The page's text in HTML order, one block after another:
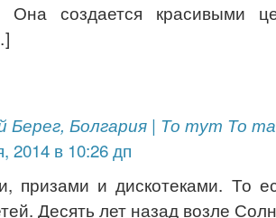
Она создается красивыми
Берег, Болгария | То тут То
2014 в 10:26 дп
призами и дискотеками. То
Десять лет назад возле